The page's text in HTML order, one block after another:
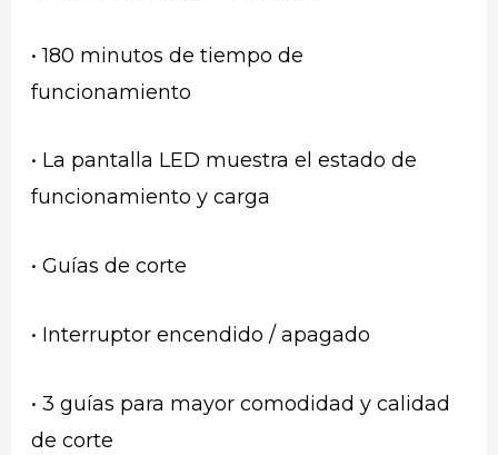
• 180 minutos de tiempo de
funcionamiento
• La pantalla LED muestra el estado de
funcionamiento y carga
• Guías de corte
• Interruptor encendido / apagado
• 3 guías para mayor comodidad y calidad
de corte